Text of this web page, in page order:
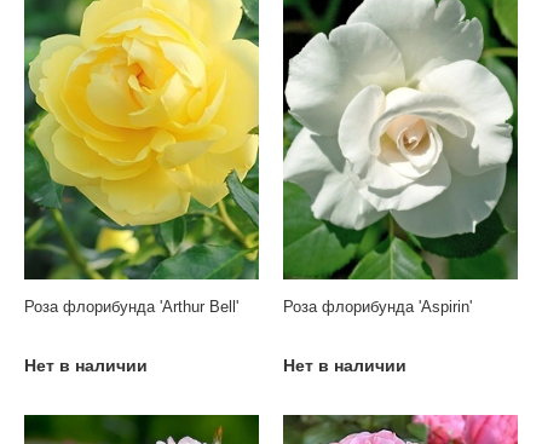
Роза флорибунда 'Arthur Bell'
Нет в наличии
Роза флорибунда 'Aspirin'
Нет в наличии